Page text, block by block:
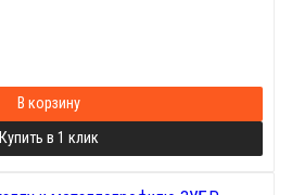
В корзину
Купить в 1 клик